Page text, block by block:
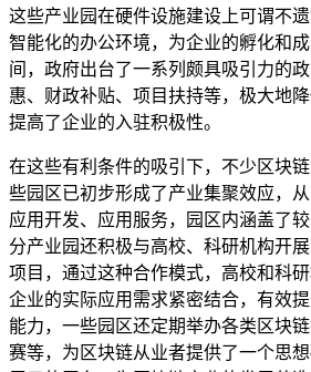
这些产业园在硬件设施建设上可谓不遗
智能化的办公环境，为企业的孵化和
间，政府出台了一系列颇具吸引力的
惠、财政补贴、项目扶持等，极大地
提高了企业的入驻积极性。
在这些有利条件的吸引下，不少区块
些园区已初步形成了产业集聚效应，
应用开发、应用服务，园区内涵盖了
分产业园还积极与高校、科研机构开
项目，通过这种合作模式，高校和科
企业的实际应用需求紧密结合，有效
能力，一些园区还定期举办各类区块
赛等，为区块链从业者提供了一个思